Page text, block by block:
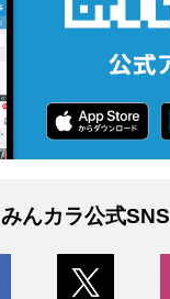
みんカラ公式SNS